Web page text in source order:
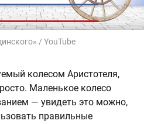
/ YouTube
колесом Аристотеля,
Маленькое колесо
— увидеть это можно,
правильные